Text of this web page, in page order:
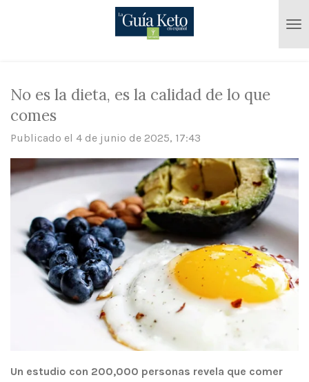
No es la dieta, es la calidad de lo que
comes
Publicado el 4 de junio de 2025, 17:43
Un estudio con 200,000 personas revela que comer